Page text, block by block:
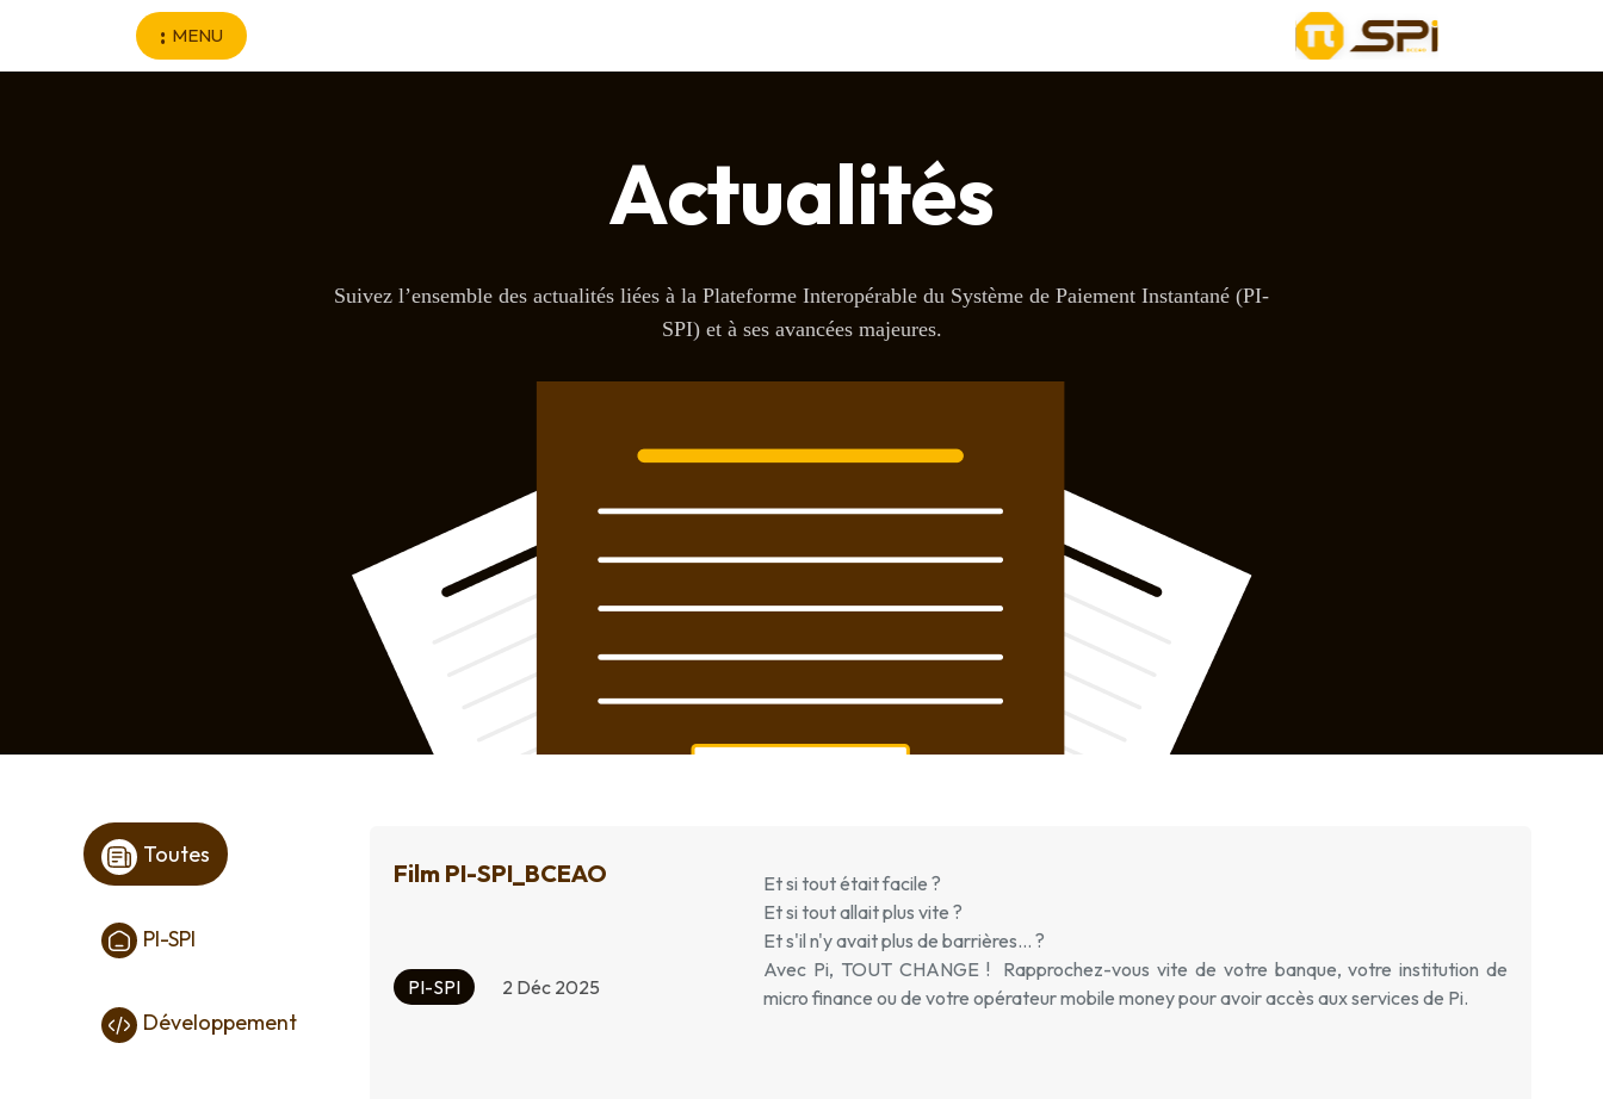
Aller au contenu principal
MENU
Actualités
Suivez l’ensemble des actualités liées à la Plateforme Interopérable du Système de Paiement Instantané (PI-
SPI) et à ses avancées majeures.
Toutes
PI-SPI
Développement
Film PI-SPI_BCEAO
PI-SPI 2 Déc 2025
Et si tout était facile ?
Et si tout allait plus vite ?
Et s'il n'y avait plus de barrières... ?
Avec Pi, TOUT CHANGE ! Rapprochez-vous vite de votre banque, votre institution de
micro finance ou de votre opérateur mobile money pour avoir accès aux services de Pi.